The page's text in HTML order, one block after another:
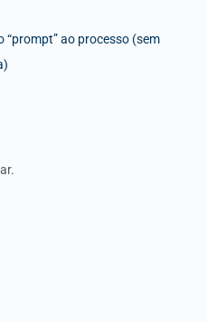
“prompt” ao processo (sem